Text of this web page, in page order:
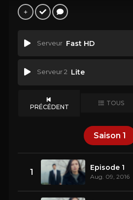
Serveur Fast HD
Serveur 2 Lite
PRÉCÉDENT TOUS
Saison 1
1 Episode 1
Aug. 09, 2016